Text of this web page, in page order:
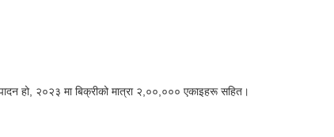
हो, २०२३ मा बिक्रीको मात्रा २,००,००० एकाइहरू सहित।